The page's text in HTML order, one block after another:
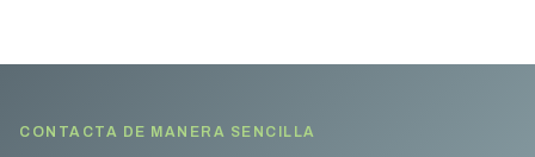
CONTACTA DE MANERA SENCILLA